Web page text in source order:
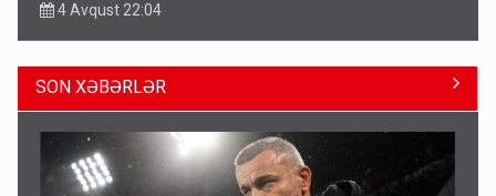
4 Avqust 22:04
SON XƏBƏRLƏR